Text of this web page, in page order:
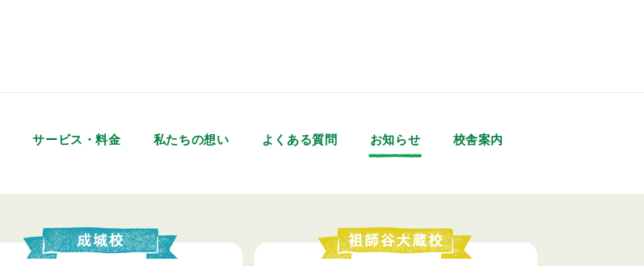
サービス・料金 私たちの想い よくある質問 お知らせ 校舎案内